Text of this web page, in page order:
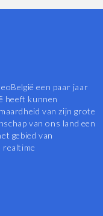
een paar jaar
heeft kunnen
van zijn grote
van ons land een
gebied van
realtime